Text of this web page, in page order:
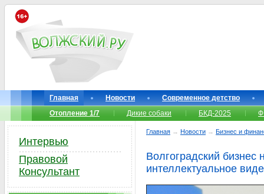
Главная Новости
Современное детство
Отопление 1/7
Дикие собаки БКД-2025
Главная → Новости → Бизнес и
Волгоградский бизнес
интеллектуальное
Интервью
Правовой
Консультант